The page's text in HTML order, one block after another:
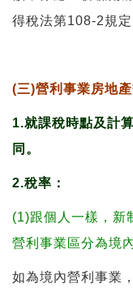
得稅法第108-2規
(三)營利事業房地
1.就課稅時點及計
同。
2.稅率：
(1)跟個人一樣，新
營利事業區分為境
如為境內營利事業